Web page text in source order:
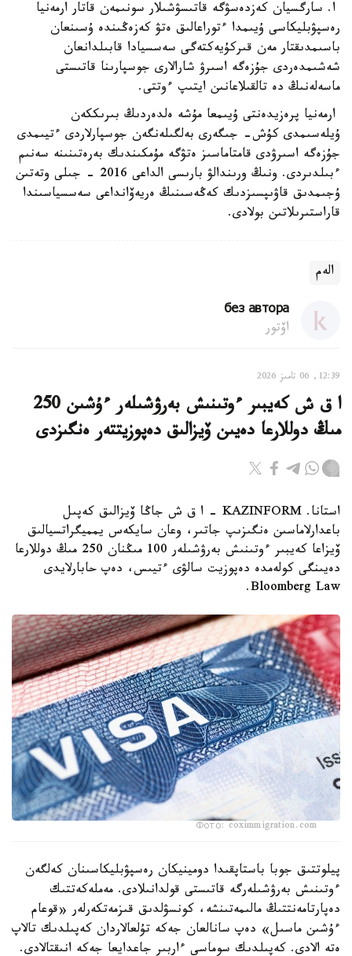
ا. سارگسيان كەزدەسۋگە قاتىسۋشىلار سونىمەن قاتار ارمەنيا
رەسپۋبليكاسى ۇيىمدا ءتوراعالىق ەتۋ كەزەڭىندە ۇسىنعان
باسىمدىقتار مەن قىركۇيەكتەگى سەسسيادا قابىلدانعان
شەشىمدەردى جۇزەگە اسىرۋ شارالارى جوسپارىنا قاتىستى
ماسەلەنىڭ دە تالقىلاعانىن ايتىپ ءوتتى.
ارمەنيا پرەزيدەنتى ۇيىمعا مۇشە ەلدەردىڭ بىرىككەن
ۇيلەسىمدى كۇش- جىگەرى بەلگىلەنگەن جوسپارلاردى ءتيىمدى
جۇزەگە اسىرۋدى قامتاماسىز ەتۋگە مۇمكىندىك بەرەتىنىنە سەنىم
ءبىلدىردى. ونىڭ ورىندالۋ بارىسى الداعى 2016 - جىلى وتەتىن
ۇجىمدىق قاۋىپسىزدىك كەڭەسىنىڭ ەريەۆانداعى سەسسياسىندا
قاراستىرىلاتىن بولادى.
الەم
без автора
اۆتور
12:39, 06 تامىز 2026
ا ق ش كەيبىر ءوتىنىش بەرۋشىلەر ءۇشىن 250
مىڭ دوللارعا دەيىن ۆيزالىق دەپوزيتتەر ەنگىزدى
استانا. KAZINFORM – ا ق ش جاڭا ۆيزالىق كەپىل
باعدارلاماسىن ەنگىزىپ جاتىر، وعان سايكەس يمميگراتسيالىق
ۆيزاعا كەيبىر ءوتىنىش بەرۋشىلەر 100 مىڭنان 250 مىڭ دوللارعا
دەيىنگى كولەمدە دەپوزيت سالۋى ءتيىس، دەپ حابارلايدى
Bloomberg Law.
Фото: coximmigration.com
پيلوتتىق جوبا باستاپقىدا دومينيكان رەسپۋبليكاسىنان كەلگەن
ءوتىنىش بەرۋشىلەرگە قاتىستى قولدانىلادى. مەملەكەتتىك
دەپارتامەنتتىڭ مالىمەتىنشە، كونسۋلدىق قىزمەتكەرلەر «قوعام
ءۇشىن ماسىل» دەپ سانالعان جەكە تۇلعالاردان كەپىلدىك تالاپ
ەتە الادى. كەپىلدىك سوماسى ءاربىر جاعدايعا جەكە انىقتالادى.